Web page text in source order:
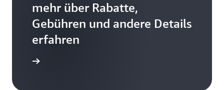
mehr über Rabatte,
Gebühren und andere Details
erfahren